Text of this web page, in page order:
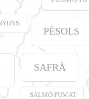
PÈSOLS
SAFRÀ
SALMÓ FUMAT